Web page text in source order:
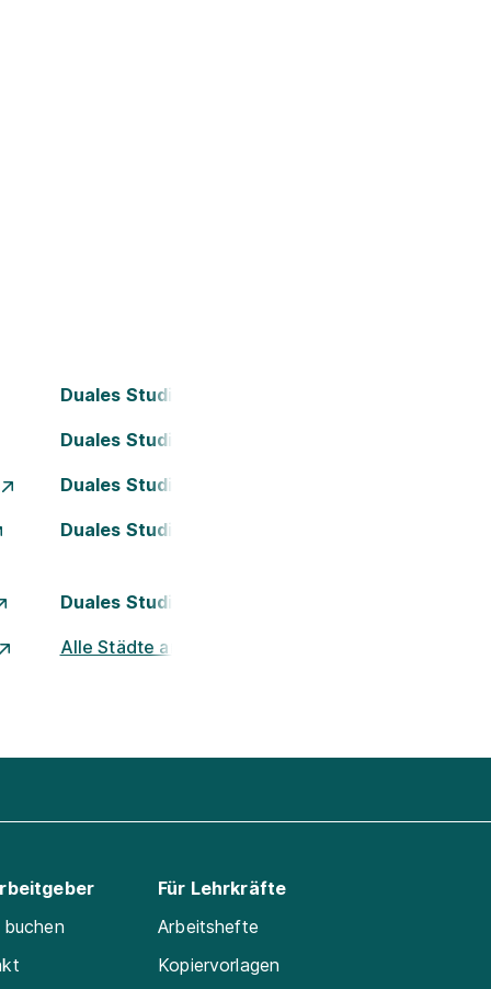
Duales Studium Bielefeld
Duales Studium Darmstadt
Duales Studium Essen
Duales Studium Kassel
Duales Studium München
Alle Städte ansehen
Für Lehrkräfte
Arbeitshefte
Kopiervorlagen